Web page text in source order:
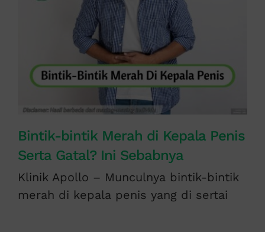
Bintik-bintik Merah di Kepala Penis
Serta Gatal? Ini Sebabnya
Klinik Apollo – Munculnya bintik-bintik
merah di kepala penis yang di sertai